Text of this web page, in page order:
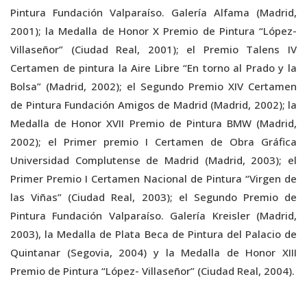
Pintura Fundación Valparaíso. Galería Alfama (Madrid,
2001); la Medalla de Honor X Premio de Pintura “López-
Villaseñor” (Ciudad Real, 2001); el Premio Talens IV
Certamen de pintura la Aire Libre “En torno al Prado y la
Bolsa” (Madrid, 2002); el Segundo Premio XIV Certamen
de Pintura Fundación Amigos de Madrid (Madrid, 2002); la
Medalla de Honor XVII Premio de Pintura BMW (Madrid,
2002); el Primer premio I Certamen de Obra Gráfica
Universidad Complutense de Madrid (Madrid, 2003); el
Primer Premio I Certamen Nacional de Pintura “Virgen de
las Viñas” (Ciudad Real, 2003); el Segundo Premio de
Pintura Fundación Valparaíso. Galería Kreisler (Madrid,
2003), la Medalla de Plata Beca de Pintura del Palacio de
Quintanar (Segovia, 2004) y la Medalla de Honor XIII
Premio de Pintura “López- Villaseñor” (Ciudad Real, 2004).